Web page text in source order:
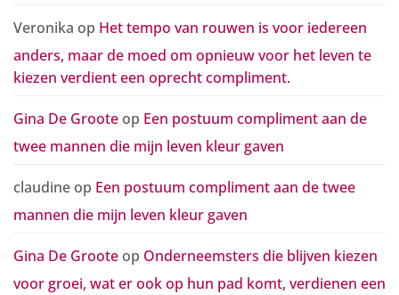
Veronika op Het tempo van rouwen is voor iedereen
anders, maar de moed om opnieuw voor het leven te
kiezen verdient een oprecht compliment.
Gina De Groote op Een postuum compliment aan de
twee mannen die mijn leven kleur gaven
claudine op Een postuum compliment aan de twee
mannen die mijn leven kleur gaven
Gina De Groote op Onderneemsters die blijven kiezen
voor groei, wat er ook op hun pad komt, verdienen een